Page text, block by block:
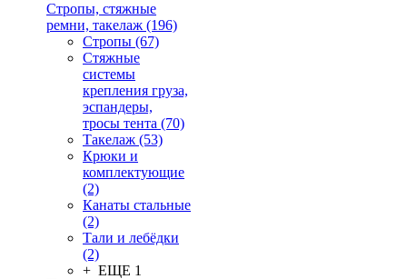
Стропы, стяжные
ремни, такелаж (196)
Стропы (67)
Стяжные
системы
крепления груза,
эспандеры,
тросы тента (70)
Такелаж (53)
Крюки и
комплектующие
(2)
Канаты стальные
(2)
Тали и лебёдки
(2)
+ ЕЩЕ 1